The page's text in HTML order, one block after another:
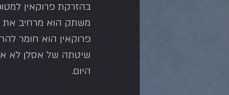
בהזרקת פרוקאין
משתק הוא מרחיב את
פרוקאין הוא חומר
שיטתה של אסלן לא
היום.